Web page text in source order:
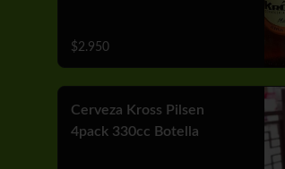
$2.950
Cerveza Kross Pilsen
4pack 330cc Botella